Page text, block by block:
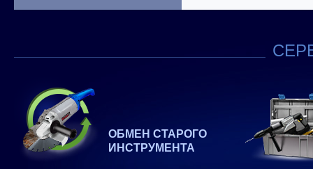
ОБМЕН СТАРОГО
ИНСТРУМЕНТА